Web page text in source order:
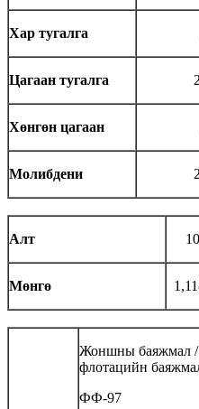
Хар тугалга
Цагаан тугалга
Хөнгөн цагаан
Молибдени
Алт
Мөнгө
Жоншны баяжмал /
флотацийн
ФФ-97